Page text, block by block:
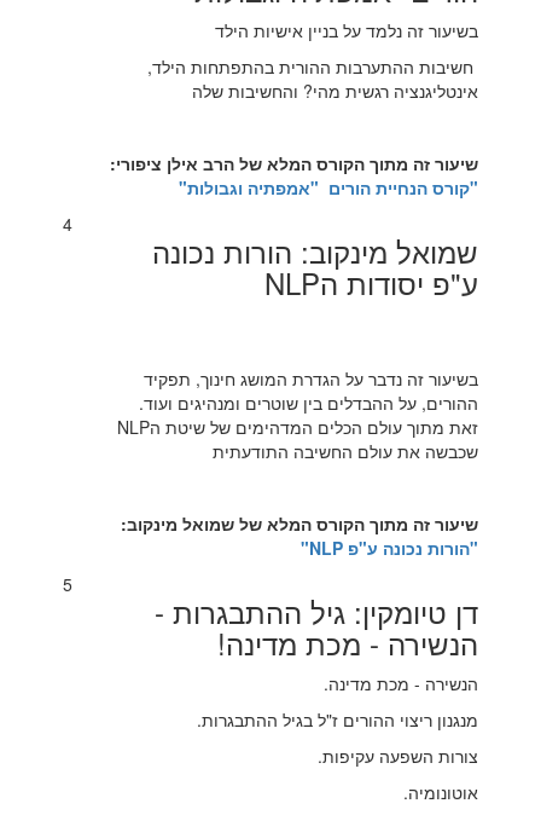
בשיעור זה נלמד על בניין אישיות הילד
חשיבות ההתערבות ההורית בהתפתחות הילד,
אינטליגנציה רגשית מהי? והחשיבות שלה
שיעור זה מתוך הקורס המלא של הרב אילן ציפורי:
"קורס הנחיית הורים "אמפתיה וגבולות"
4
שמואל מינקוב: הורות נכונה
ע"פ יסודות הNLP
בשיעור זה נדבר על הגדרת המושג חינוך, תפקיד
ההורים, על ההבדלים בין שוטרים ומנהיגים ועוד.
זאת מתוך עולם הכלים המדהימים של שיטת הNLP
שכבשה את עולם החשיבה התודעתית
שיעור זה מתוך הקורס המלא של שמואל מינקוב:
"הורות נכונה ע"פ NLP"
5
דן טיומקין: גיל ההתבגרות -
הנשירה - מכת מדינה!
הנשירה - מכת מדינה.
מנגנון ריצוי ההורים ז"ל בגיל ההתבגרות.
צורות השפעה עקיפות.
אוטונומיה.